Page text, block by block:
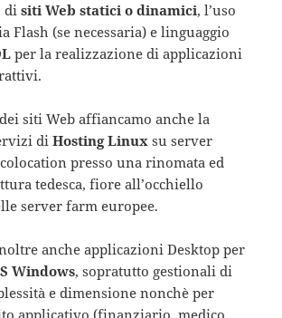
disiti Web statici o dinamici, l’uso
Flash (se necessaria) e linguaggio
per la realizzazione di applicazioni
siti Web affiancamo anche la
diHosting Linux su server
presso una rinomata ed
tedesca, fiore all’occhiello
server farm europee.
anche applicazioni Desktop per
Windows, sopratutto gestionali di
e dimensione nonchè per